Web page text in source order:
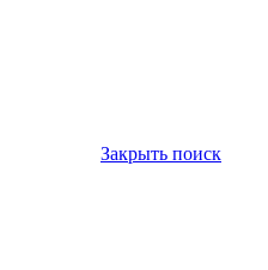
Закрыть поиск